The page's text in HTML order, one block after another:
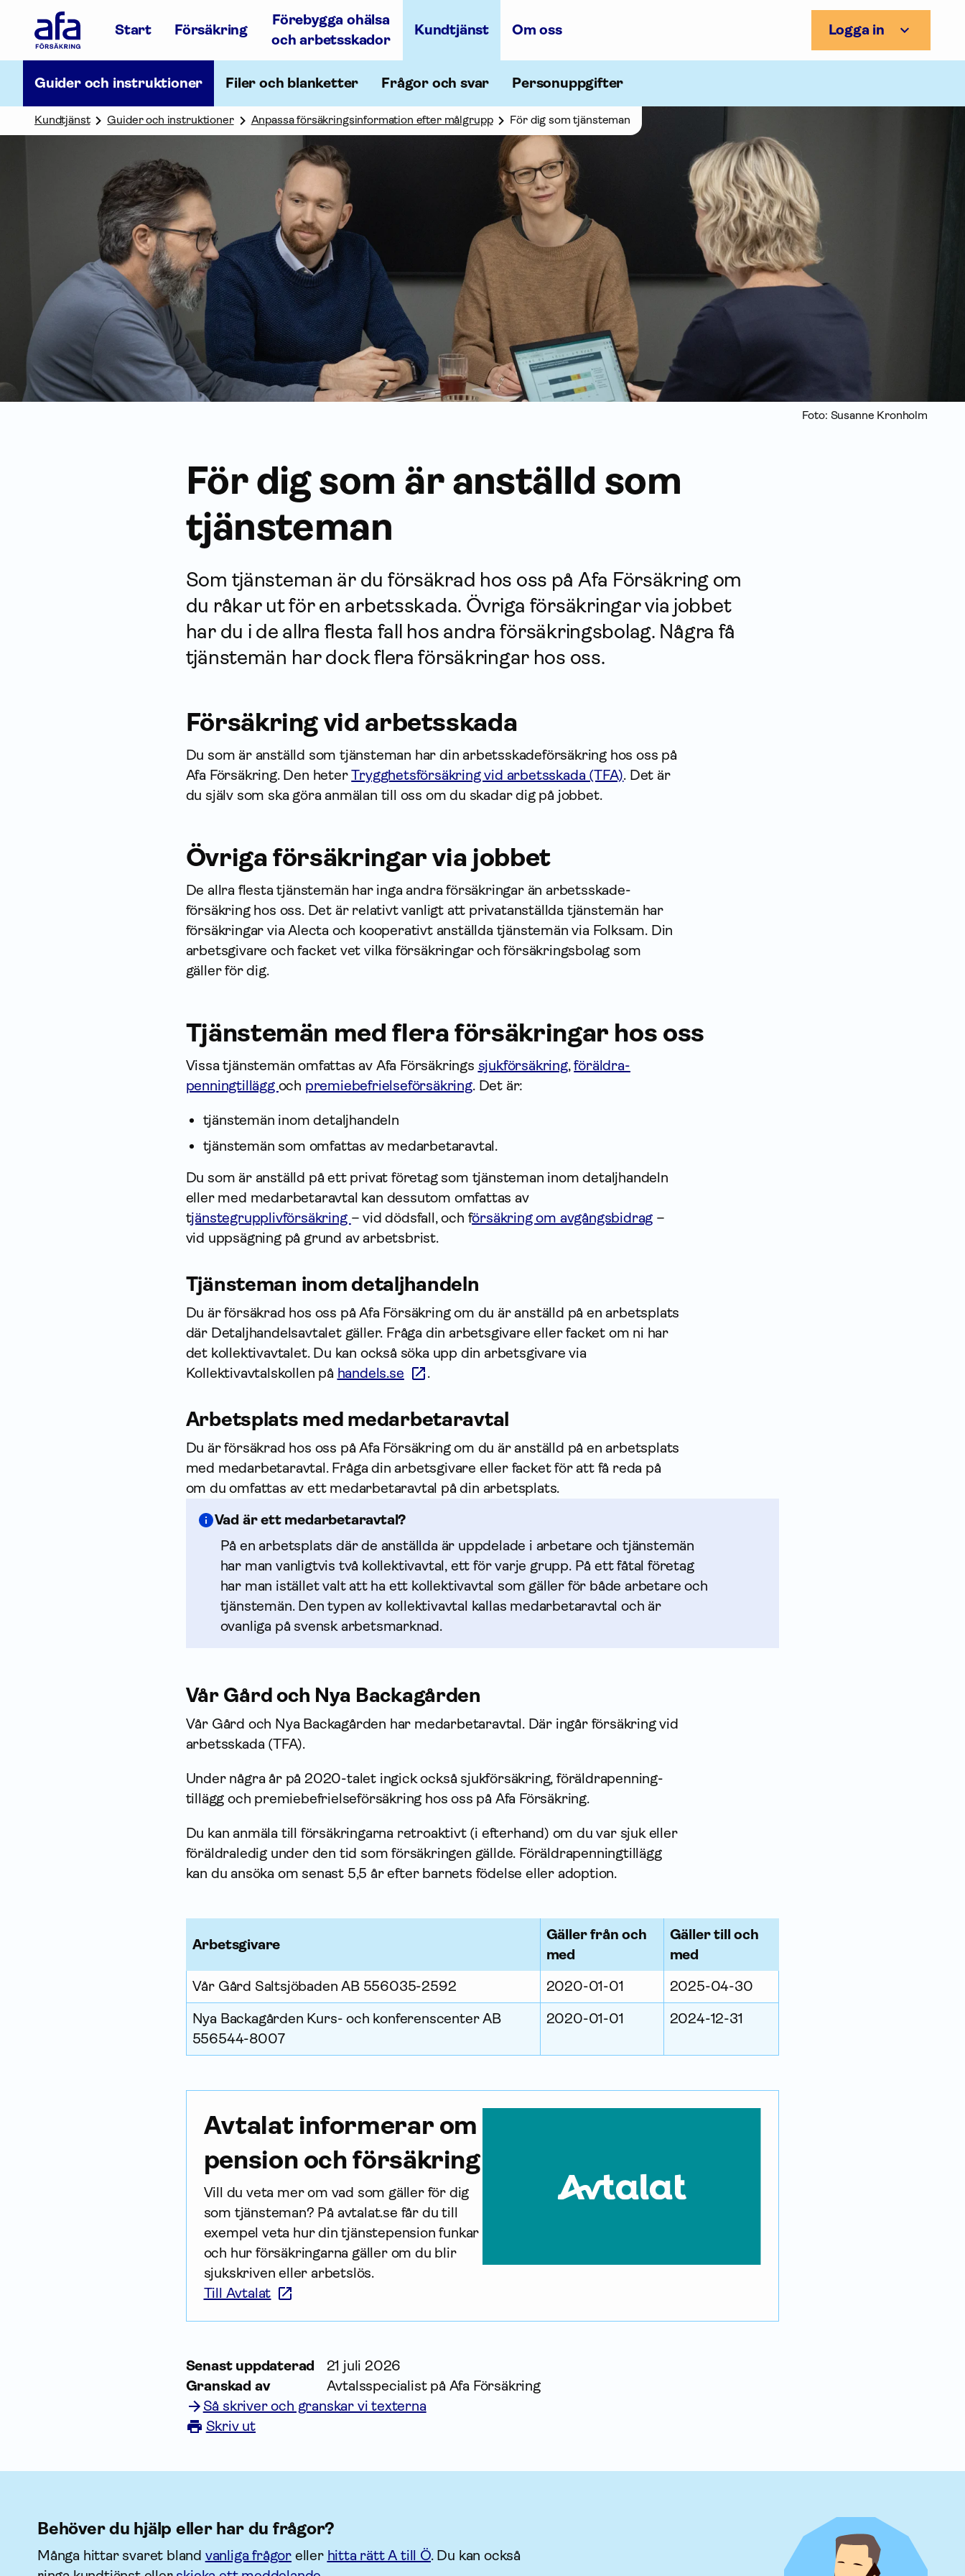
Försäkring
Gå
startsidan
Start Försäkring
Förebygga ohälsa
och arbetsskador
Kundtjänst Om oss Logga in
Guider och instruktioner Filer och blanketter Frågor och svar Personuppgifter
Kundtjänst Guider och instruktioner Anpassa försäkringsinformation efter målgrupp För dig som tjänsteman
Foto: Susanne Kronholm
För dig som är anställd som
tjänsteman
Som tjänsteman är du försäkrad hos oss på Afa För­säkring om
du råkar ut för en arbetsskada. Övriga försäk­ringar via jobbet
har du i de allra flesta fall hos andra försäkrings­bolag. Några få
tjänstemän har dock flera försäk­ringar hos oss.
För­säkring vid arbetsskada
Du som är anställd som tjänsteman har din arbets­skade­försäkring hos oss på
Afa För­säkring. Den heterTrygghetsförsäkring vid arbetsskada (TFA). Det är
du själv som ska göra anmälan till oss om du skadar dig på jobbet.
Övriga försäk­ringar via jobbet
De allra flesta tjänstemän har inga andra försäk­ringar än arbets­skade­
försäkring hos oss. Det är relativt vanligt att privatanställda tjänstemän har
försäk­ringar via Alecta och kooperativt anställda tjänstemän via Folksam. Din
arbetsgivare och facket vet vilka försäk­ringar och försäkrings­bolag som
gäller för dig.
Tjänstemän med flera försäk­ringar hos oss
Vissa tjänstemän omfattas av Afa Försäkrings sjuk­försäkring,föräldra­
penning­tillägg och premie­befrielse­försäkring. Det är:
tjänstemän inom detaljhandeln
tjänstemän som omfattas av medarbetaravtal.
Du som är anställd på ett privat företag som tjänsteman inom detaljhandeln
eller med medarbetaravtal kan dessutom omfattas av
tjänstegrupplivförsäkring – vid dödsfall, och försäkring om avgångsbidrag –
vid uppsägning på grund av arbetsbrist.
Tjänsteman inom detaljhandeln
Du är försäkrad hos oss på Afa För­säkring om du är anställd på en arbetsplats
där Detaljhandelsavtalet gäller. Fråga din arbetsgivare eller facket om ni har
det kollektiv­avtalet. Du kan också söka upp din arbetsgivare via
Kollektivavtalskollen på handels.se .
Arbetsplats med medarbetaravtal
Du är försäkrad hos oss på Afa För­säkring om du är anställd på en arbetsplats
med medarbetaravtal. Fråga din arbetsgivare eller facket för att få reda på
om du omfattas av ett medarbetaravtal på din arbetsplats.
Vad är ett medarbetaravtal?
På en arbetsplats där de anställda är uppdelade i arbetare och tjänstemän
har man vanligtvis två kollektiv­avtal, ett för varje grupp. På ett fåtal företag
har man istället valt att ha ett kollektiv­avtal som gäller för både arbetare och
tjänstemän. Den typen av kollektiv­avtal kallas medarbetaravtal och är
ovanliga på svensk arbets­marknad.
Vår Gård och Nya Backagården
Vår Gård och Nya Backagården har medarbetaravtal. Där ingår för­säkring vid
arbetsskada (TFA).
Under några år på 2020-talet ingick också sjuk­försäkring, föräldra­penning­
tillägg och premie­befrielse­försäkring hos oss på Afa För­säkring.
Du kan anmäla till försäk­ringarna retroaktivt (i efterhand) om du var sjuk eller
föräldraledig under den tid som försäkringen gällde. Föräldra­penning­tillägg
kan du ansöka om senast 5,5 år efter barnets födelse eller adoption.
Arbetsgivare
Gäller från och
med
Gäller till och
med
Vår Gård Saltsjöbaden AB 556035-2592
2020-01-01
2025-04-30
Nya Backagården Kurs- och konferenscenter AB
556544-8007
2020-01-01 2024-12-31
Avtalat informerar om
pension och för­säkring
Vill du veta mer om vad som gäller för dig
som tjänsteman? På avtalat.se får du till
exempel veta hur din tjänste­pension funkar
och hur försäk­ringarna gäller om du blir
sjukskriven eller arbetslös.
Till Avtalat
Senast uppdaterad
21 juli 2026
Granskad av
Avtalsspecialist på Afa För­säkring
Så skriver och granskar vi texterna
Skriv ut
Behöver du hjälp eller har du frågor?
Många hittar svaret bland vanliga frågor eller hitta rätt A till Ö. Du kan också